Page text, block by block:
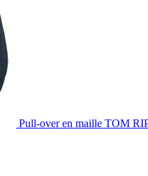
Pull-over en maille TOM